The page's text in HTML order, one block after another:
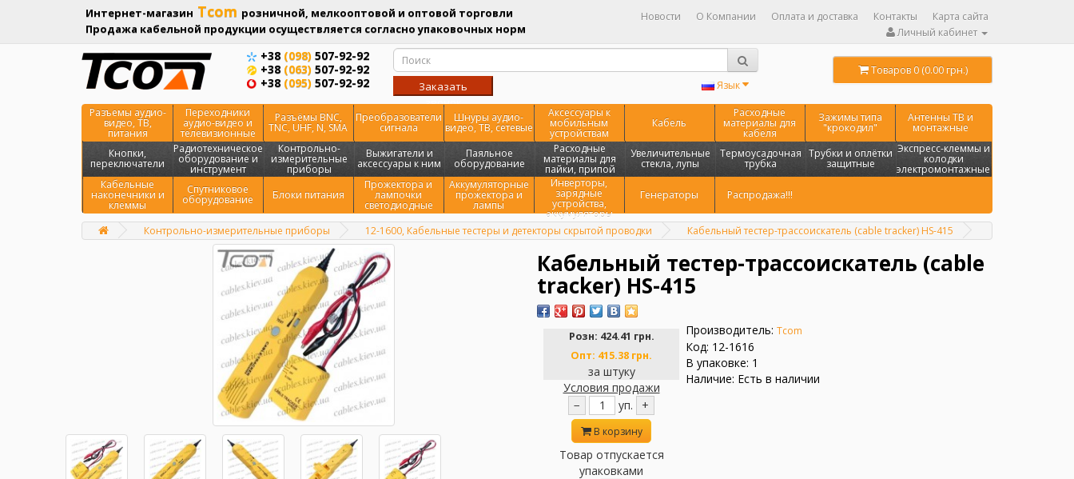
Интернет-магазин Tcom розничной, мелкооптовой и оптовой торговли
Продажа кабельной продукции осуществляется согласно упаковочных норм
Новости О Компании Оплата и доставка Контакты
Карта сайта
Личный кабинет
+38 (098) 507-92-92
+38 (063) 507-92-92
+38 (095) 507-92-92
Заказать
звонок
Язык
Товаров 0 (0.00 грн.)
Разъемы аудио-
видео, ТВ,
питания
Переходники
аудио-видео и
телевизионные
Разъёмы BNC,
TNC, UHF, N, SMA
Преобразователи
сигнала
Шнуры аудио-
видео, ТВ, сетевые
Аксессуары к
мобильным
устройствам
Кабель
Расходные
материалы для
кабеля
Зажимы типа
"крокодил"
Антенны ТВ и
монтажные
Кнопки,
переключатели
Радиотехническое
оборудование и
инструмент
Контрольно-
измерительные
приборы
Выжигатели и
аксессуары к ним
Паяльное
оборудование
Расходные
материалы для
пайки, припой
Увеличительные
стекла, лупы
Термоусадочная
трубка
Трубки и оплётки
защитные
Экспресс-клеммы и
колодки
электромонтажные
Кабельные
наконечники и
клеммы
Спутниковое
оборудование Блоки питания
Прожектора и
лампочки
светодиодные
Аккумуляторные
прожектора и
лампы
Инверторы,
зарядные
устройства,
аккумуляторы
Генераторы Распродажа!!!
Главная
Контрольно-измерительные приборы 12-1600, Кабельные тестеры и детекторы скрытой проводки Кабельный тестер-трассоискатель (cable tracker) HS-415
Кабельный тестер-трассоискатель (cable
tracker) HS-415
Розн: 424.41 грн.
Опт: 415.38 грн.
за штуку
Условия продажи
−
уп. +
В корзину
Товар отпускается
упаковками
Производитель: Tcom
Код: 12-1616
В упаковке: 1
Наличие: Есть в наличии